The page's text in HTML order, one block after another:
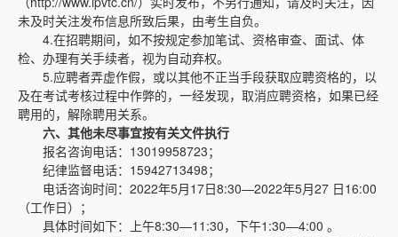
未及时关注发布信息所致后果，由考生自负。
4.在招聘期间，如不按规定参加笔试、资格审查、面试、体
检、办理有关手续者，视为自动弃权。
5.应聘者弄虚作假，或以其他不正当手段获取应聘资格的，以
及在考试考核过程中作弊的，一经发现，取消应聘资格，如果已经
聘用的，解除聘用关系。
六、其他未尽事宜按有关文件执行
报名咨询电话：13019958723；
纪律监督电话：15942713498；
电话咨询时间：2022年5月17日8:30—2022年5月27 日16:00
（工作日）；
具体时间如下：上午8:30—11:30，下午1:30—4:00 。